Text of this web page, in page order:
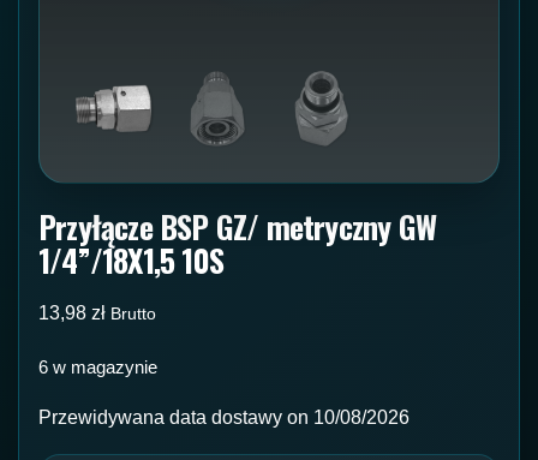
Przyłącze BSP GZ/ metryczny GW
1/4”/18X1,5 10S
13,98 zł Brutto
6 w magazynie
Przewidywana data dostawy on 10/08/2026